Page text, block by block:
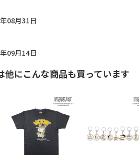
08月31日
09月14日
他にこんな商品も買っています